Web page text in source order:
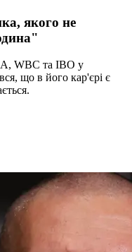
якого не
WBC та IBO у
що в його кар'єрі є